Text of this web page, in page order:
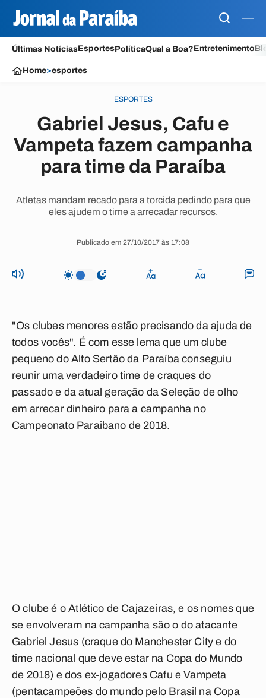
Últimas NotíciasEsportesPolíticaQual a Boa?Entretenimento
Home>esportes
ESPORTES
Gabriel Jesus, Cafu e
Vampeta fazem campanha
para time da Paraíba
Atletas mandam recado para a torcida pedindo para que
eles ajudem o time a arrecadar recursos.
Publicado em 27/10/2017 às 17:08
"Os clubes menores estão precisando da ajuda de
todos vocês". É com esse lema que um clube
pequeno do Alto Sertão da Paraíba conseguiu
reunir uma verdadeiro time de craques do
passado e da atual geração da Seleção de olho
em arrecar dinheiro para a campanha no
Campeonato Paraibano de 2018.
O clube é o Atlético de Cajazeiras, e os nomes que
se envolveram na campanha são o do atacante
Gabriel Jesus (craque do Manchester City e do
time nacional que deve estar na Copa do Mundo
de 2018) e dos ex-jogadores Cafu e Vampeta
(pentacampeões do mundo pelo Brasil na Copa